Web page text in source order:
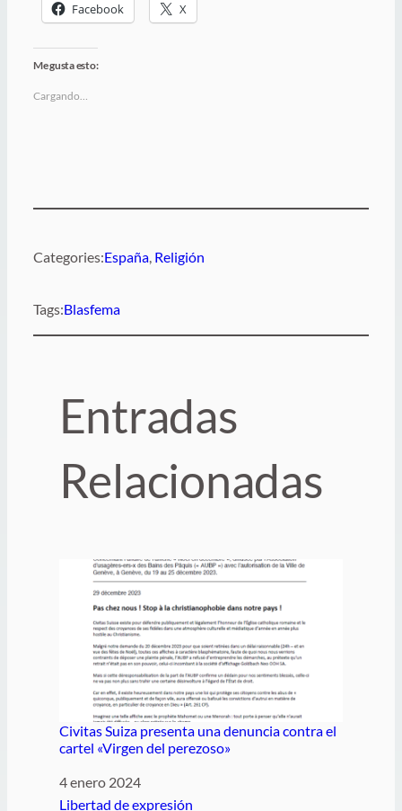
Facebook X
Me gusta esto:
Cargando…
Categories:España, Religión
Tags:Blasfema
Entradas
Relacionadas
Civitas Suiza presenta una denuncia contra el
cartel «Virgen del perezoso»
Fecha
4 enero 2024
Respecto a
Libertad de expresión